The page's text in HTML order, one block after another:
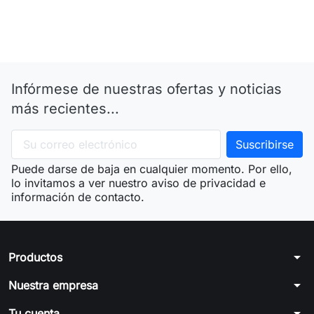
Infórmese de nuestras ofertas y noticias
más recientes...
Puede darse de baja en cualquier momento. Por ello,
lo invitamos a ver nuestro aviso de privacidad e
información de contacto.
Productos arrow_drop_down
Nuestra empresa arrow_drop_down